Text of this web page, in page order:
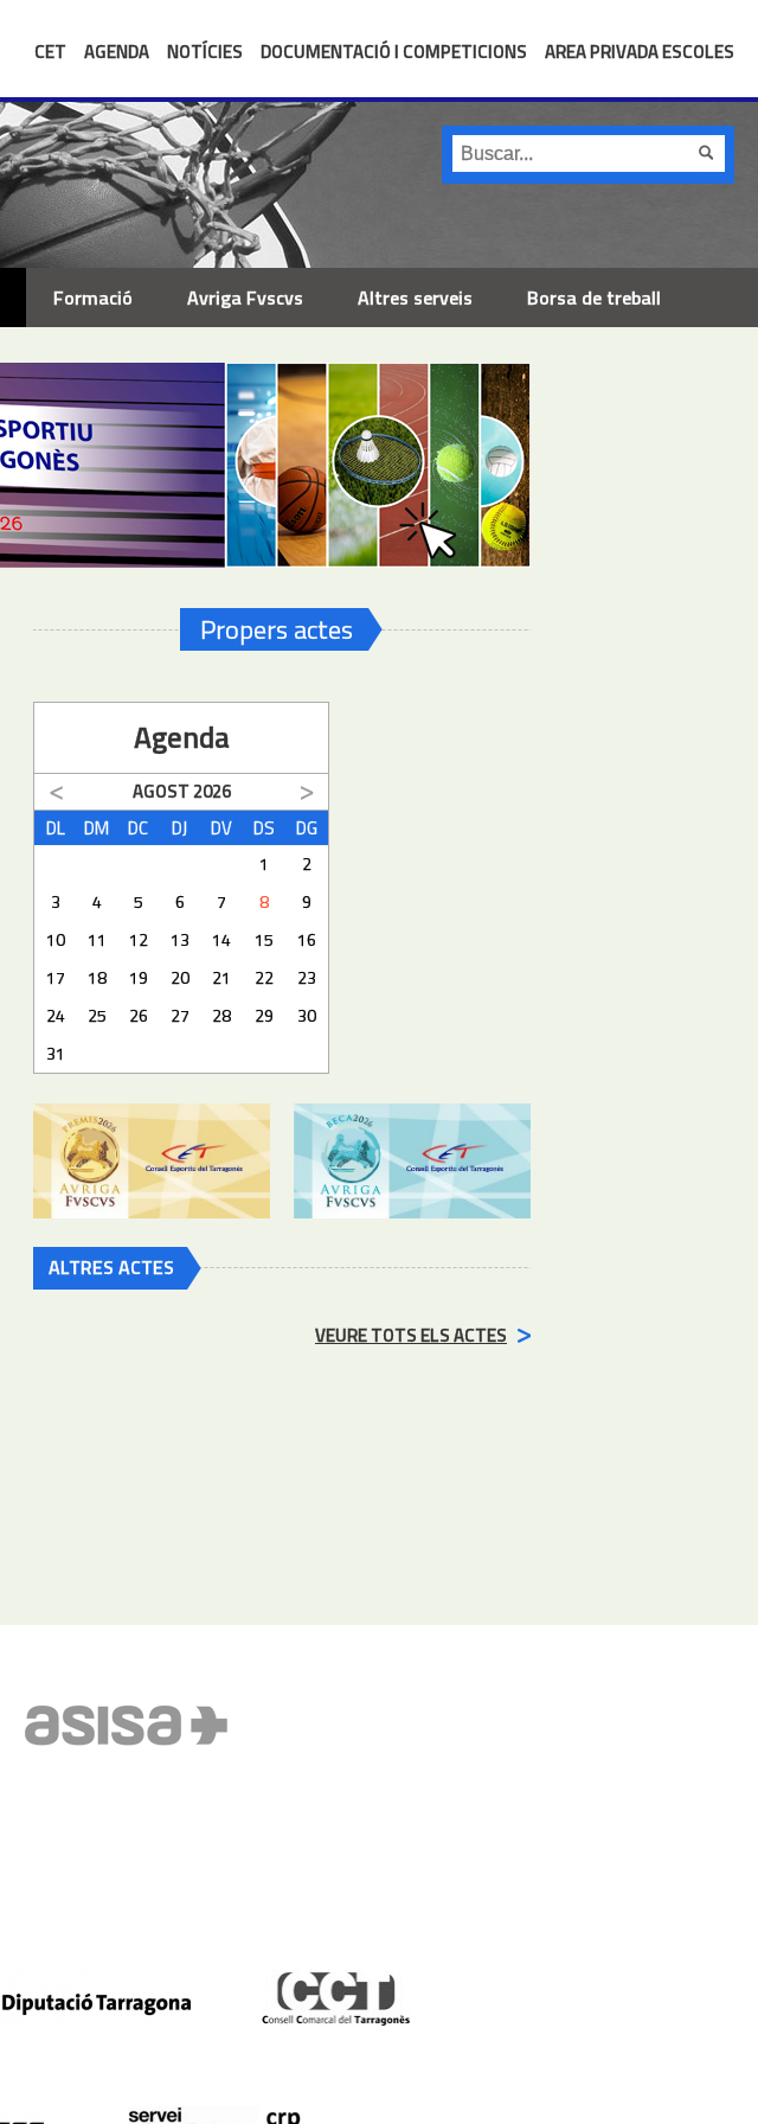
CET AGENDA NOTÍCIES DOCUMENTACIÓ I COMPETICIONS AREA PRIVADA ESCOLES
Formació Avriga Fvscvs Altres serveis Borsa de treball
Propers actes
Agenda
AGOST2026
DL
DM DC DJ DV DS DG
1
2
3
4 5 6 7 8
9
10
11 12 13 14 15
16
17
18 19 20 21 22
23
24
25 26 27 28 29
30
31
ALTRES ACTES
VEURE TOTS ELS ACTES